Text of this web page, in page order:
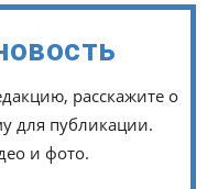
расскажите о
для публикации.
и фото.